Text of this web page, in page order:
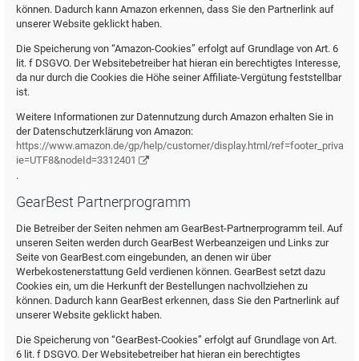
können. Dadurch kann Amazon erkennen, dass Sie den Partnerlink auf
unserer Website geklickt haben.
Die Speicherung von “Amazon-Cookies” erfolgt auf Grundlage von Art. 6
lit. f DSGVO. Der Websitebetreiber hat hieran ein berechtigtes Interesse,
da nur durch die Cookies die Höhe seiner Affiliate-Vergütung feststellbar
ist.
Weitere Informationen zur Datennutzung durch Amazon erhalten Sie in
der Datenschutzerklärung von Amazon:
https://www.amazon.de/gp/help/customer/display.html/ref=footer_privacy?
ie=UTF8&nodeId=3312401
.
GearBest Partnerprogramm
Die Betreiber der Seiten nehmen am GearBest-Partnerprogramm teil. Auf
unseren Seiten werden durch GearBest Werbeanzeigen und Links zur
Seite von GearBest.com eingebunden, an denen wir über
Werbekostenerstattung Geld verdienen können. GearBest setzt dazu
Cookies ein, um die Herkunft der Bestellungen nachvollziehen zu
können. Dadurch kann GearBest erkennen, dass Sie den Partnerlink auf
unserer Website geklickt haben.
Die Speicherung von “GearBest-Cookies” erfolgt auf Grundlage von Art.
6 lit. f DSGVO. Der Websitebetreiber hat hieran ein berechtigtes